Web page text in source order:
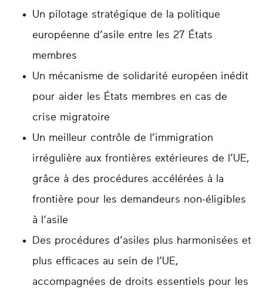
Un pilotage stratégique de la politique
européenne d’asile entre les 27 États
membres
Un mécanisme de solidarité européen inédit
pour aider les États membres en cas de
crise migratoire
Un meilleur contrôle de l’immigration
irrégulière aux frontières extérieures de l’UE,
grâce à des procédures accélérées à la
frontière pour les demandeurs non-éligibles
à l’asile
Des procédures d’asiles plus harmonisées et
plus efficaces au sein de l’UE,
accompagnées de droits essentiels pour les